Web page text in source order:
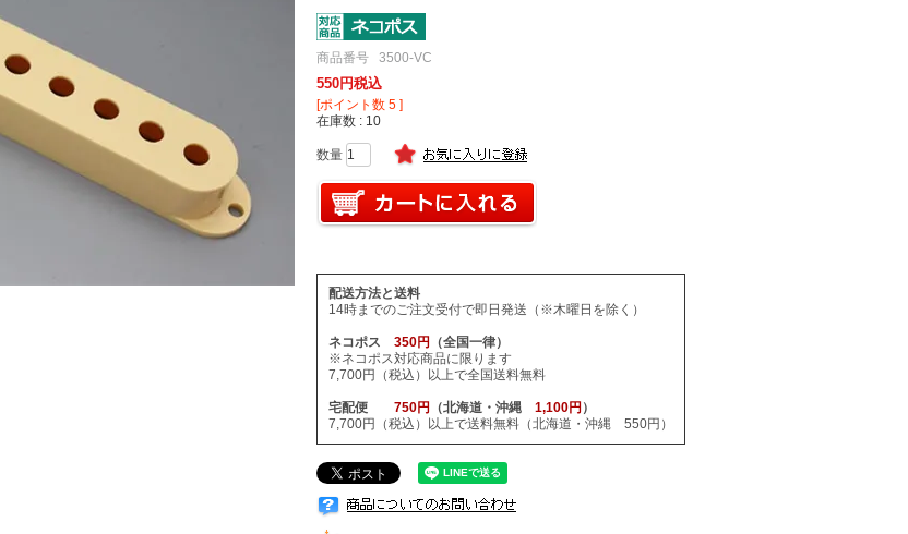
商品番号 3500-VC
550 税込
[ポイント数 5 ]
在庫数
10
配送方法と送料
14時までのご注文受付で即日発送（※木曜日を除く）
ネコポス 350円
（全国一律）
※ネコポス対応商品に限ります
7,700円（税込）以上で全国送料無料
宅配便 750円 （北海道・沖縄 1,100円 ）
7,700円（税込）以上で送料無料（北海道・沖縄 550円）